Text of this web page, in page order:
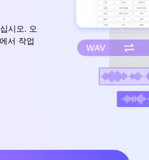
시오. 오
서 작업